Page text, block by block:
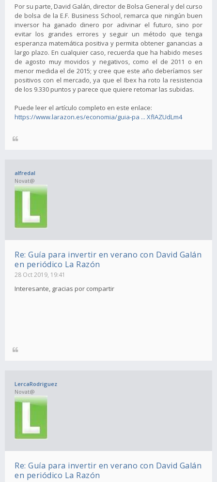
Por su parte, David Galán, director de Bolsa General y del curso
de bolsa de la E.F. Business School, remarca que ningún buen
inversor ha ganado dinero por adivinar el futuro, sino por
evitar los grandes errores y seguir un método que tenga
esperanza matemática positiva y permita obtener ganancias a
largo plazo. En cualquier caso, recuerda que ha habido meses
de agosto muy movidos y negativos, como el de 2011 o en
menor medida el de 2015; y cree que este año deberíamos ser
positivos con el mercado, ya que el Ibex ha roto la resistencia
de los 9.330 puntos y parece que quiere retomar las subidas.
Puede leer el artículo completo en este enlace:
https://www.larazon.es/economia/guia-pa ... XfIAZUdLm4
alfredal
Novat@
Re: Guía para invertir en verano con David Galán
en periódico La Razón
28 Oct 2019, 19:41
Interesante, gracias por compartir
LercaRodriguez
Novat@
Re: Guía para invertir en verano con David Galán
en periódico La Razón